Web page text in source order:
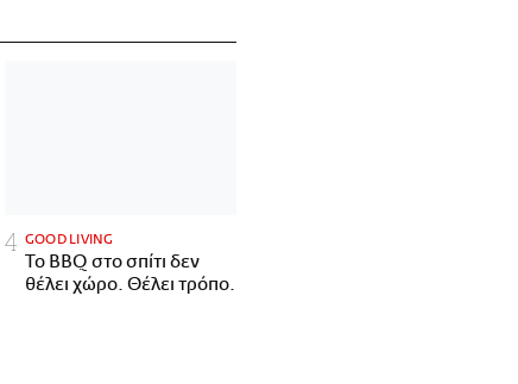
GOOD LIVING
Το BBQ στο σπίτι δεν
θέλει χώρο. Θέλει τρόπο.